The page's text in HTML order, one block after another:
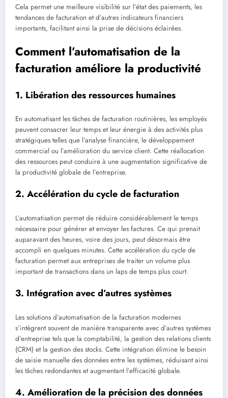
Cela permet une meilleure visibilité sur l’état des paiements, les
tendances de facturation et d’autres indicateurs financiers
importants, facilitant ainsi la prise de décisions éclairées.
Comment l’automatisation de la
facturation améliore la productivité
1. Libération des ressources humaines
En automatisant les tâches de facturation routinières, les employés
peuvent consacrer leur temps et leur énergie à des activités plus
stratégiques telles que l’analyse financière, le développement
commercial ou l’amélioration du service client. Cette réallocation
des ressources peut conduire à une augmentation significative de
la productivité globale de l’entreprise.
2. Accélération du cycle de facturation
L’automatisation permet de réduire considérablement le temps
nécessaire pour générer et envoyer les factures. Ce qui prenait
auparavant des heures, voire des jours, peut désormais être
accompli en quelques minutes. Cette accélération du cycle de
facturation permet aux entreprises de traiter un volume plus
important de transactions dans un laps de temps plus court.
3. Intégration avec d’autres systèmes
Les solutions d’automatisation de la facturation modernes
s’intègrent souvent de manière transparente avec d’autres systèmes
d’entreprise tels que la comptabilité, la gestion des relations clients
(CRM) et la gestion des stocks. Cette intégration élimine le besoin
de saisie manuelle des données entre les systèmes, réduisant ainsi
les tâches redondantes et augmentant l’efficacité globale.
4. Amélioration de la précision des données